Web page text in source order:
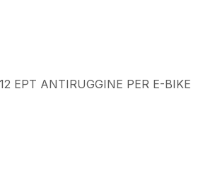
EPT ANTIRUGGINE PER E-BIKE